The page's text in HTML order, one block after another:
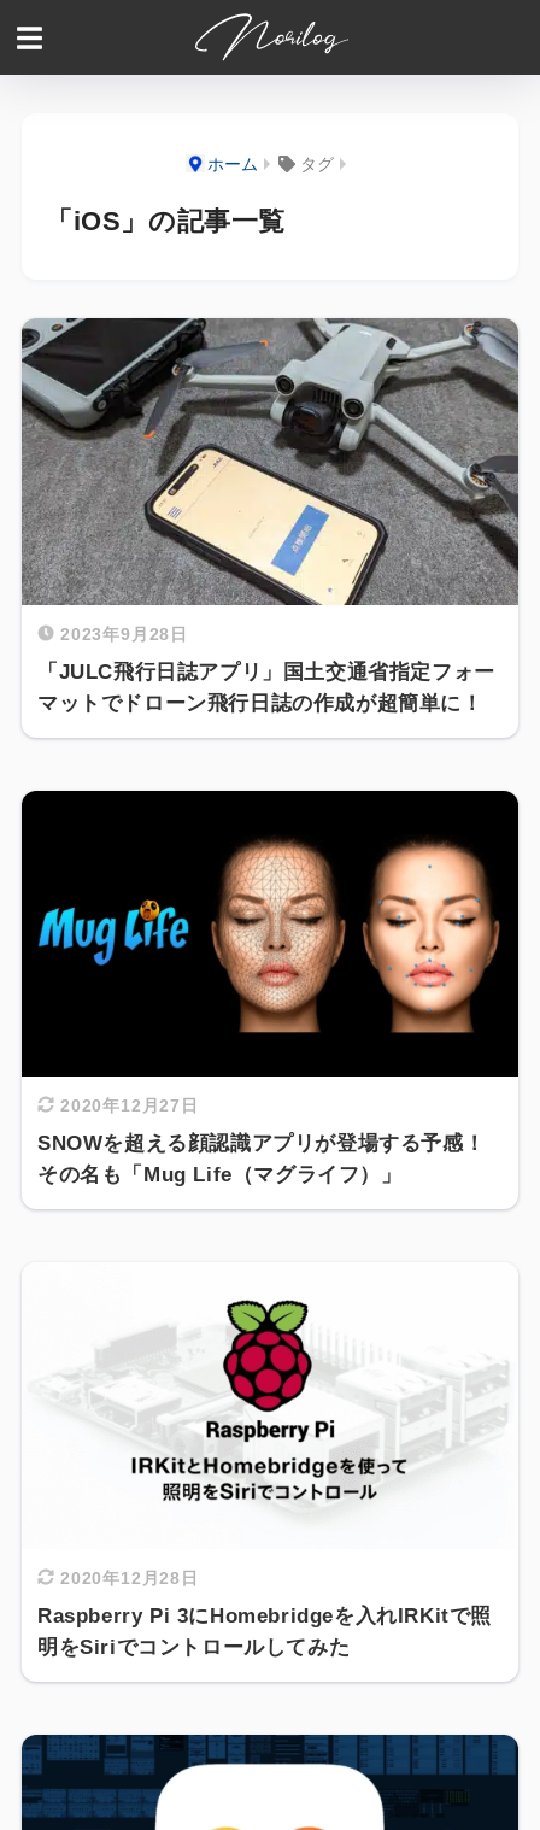
ホーム タグ
「iOS」の記事一覧
2023年9月28日
「JULC飛行日誌アプリ」国土交通省指定フォー
マットでドローン飛行日誌の作成が超簡単に！
2020年12月27日
SNOWを超える顔認識アプリが登場する予感！
その名も「Mug Life（マグライフ）」
2020年12月28日
Raspberry Pi 3にHomebridgeを入れIRKitで照
明をSiriでコントロールしてみた